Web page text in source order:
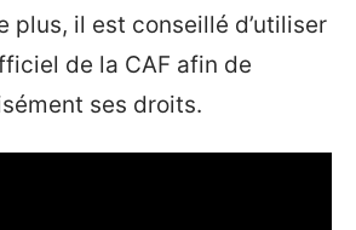
plus, il est conseillé d’utiliser
de la CAF afin de
ses droits.